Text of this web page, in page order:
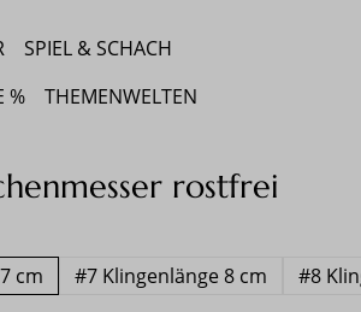
SPIEL & SCHACH
% THEMENWELTEN
rostfrei
cm #7 Klingenlänge 8 cm #8